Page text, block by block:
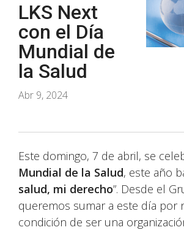
LKS Next
con el Día
Mundial de
la Salud
Abr 9, 2024
Este domingo, 7 de abril, se
Mundial de la Salud, este año
salud, mi derecho”. Desde el
queremos sumar a este día por
condición de ser una